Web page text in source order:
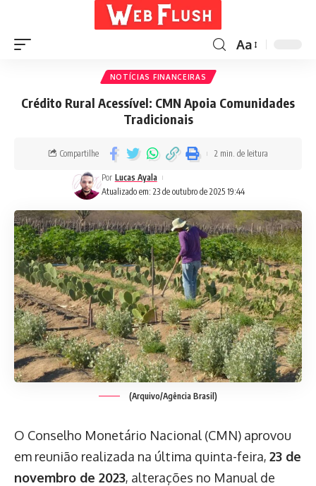
Aa
NOTÍCIAS FINANCEIRAS
Crédito Rural Acessível: CMN Apoia Comunidades
Tradicionais
Atualizado em: 23 de outubro de 2025 19:44
Por Lucas Ayala
Compartilhe 2 min. de leitura
(Arquivo/Agência Brasil)
O Conselho Monetário Nacional (CMN) aprovou
em reunião realizada na última quinta-feira, 23 de
novembro de 2023, alterações no Manual de